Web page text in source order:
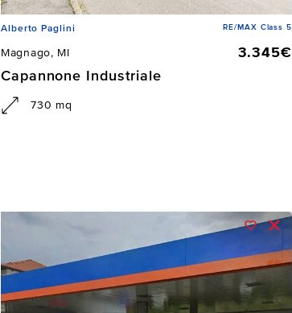
Alberto Paglini RE/MAX Class 5
Magnago, MI
3.345€
Capannone Industriale
730 mq